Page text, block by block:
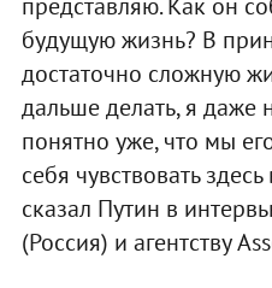
представляю. Как он
будущую жизнь? В
достаточно сложную
дальше делать, я даже
понятно уже, что мы
себя чувствовать
сказал Путин в
(Россия) и агентству